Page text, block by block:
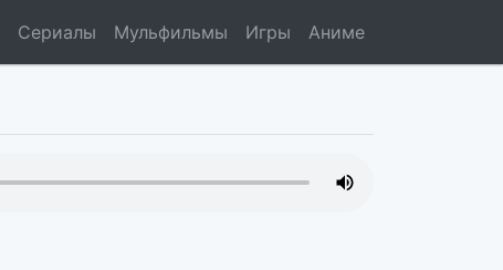
Сериалы Мульфильмы Игры Аниме